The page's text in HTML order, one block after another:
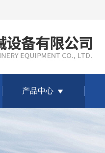
产品中心